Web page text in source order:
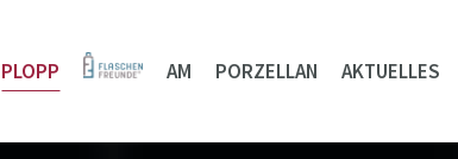
PLOPP AM PORZELLAN AKTUELLES